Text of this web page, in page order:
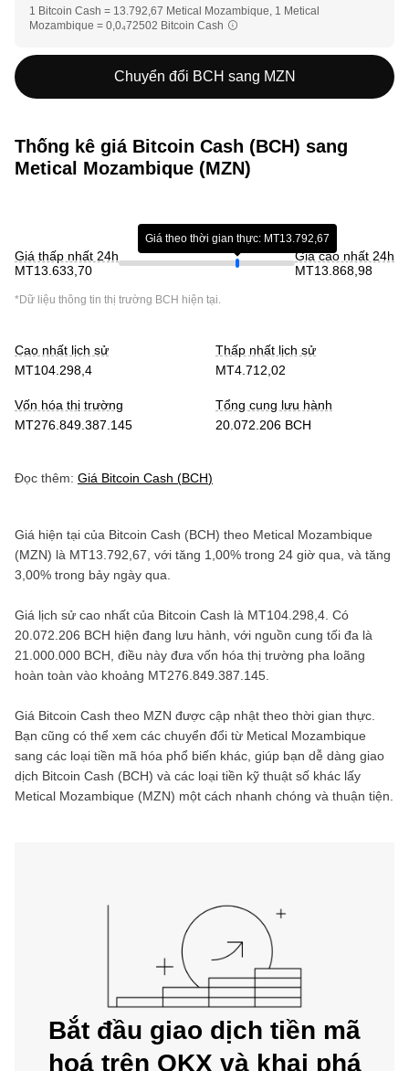
1 Bitcoin Cash = 13.792,67 Metical Mozambique, 1 Metical
Mozambique = 0,0₄72502 Bitcoin Cash
Chuyển đổi BCH sang MZN
Thống kê giá Bitcoin Cash (BCH) sang
Metical Mozambique (MZN)
Giá thấp nhất 24h
MT13.633,70
Giá theo thời gian thực: MT13.792,67
Giá cao nhất 24h
MT13.868,98
*Dữ liệu thông tin thị trường BCH hiện tại.
Cao nhất lịch sử
MT104.298,4
Thấp nhất lịch sử
MT4.712,02
Vốn hóa thị trường
MT276.849.387.145
Tổng cung lưu hành
20.072.206 BCH
Đọc thêm: Giá Bitcoin Cash (BCH)
Giá hiện tại của Bitcoin Cash (BCH) theo Metical Mozambique
(MZN) là MT13.792,67 , với tăng 1,00% trong 24 giờ qua, và tăng
3,00% trong bảy ngày qua.
Giá lịch sử cao nhất của Bitcoin Cash là MT104.298,4 . Có
20.072.206 BCH hiện đang lưu hành, với nguồn cung tối đa là
21.000.000 BCH , điều này đưa vốn hóa thị trường pha loãng
hoàn toàn vào khoảng MT276.849.387.145
Giá Bitcoin Cash theo MZN được cập nhật theo thời gian thực.
Bạn cũng có thể xem các chuyển đổi từ Metical Mozambique
sang các loại tiền mã hóa phổ biến khác, giúp bạn dễ dàng giao
dịch Bitcoin Cash (BCH) và các loại tiền kỹ thuật số khác lấy
Metical Mozambique (MZN) một cách nhanh chóng và thuận tiện.
Bắt đầu giao dịch tiền mã
hoá trên OKX và khai phá